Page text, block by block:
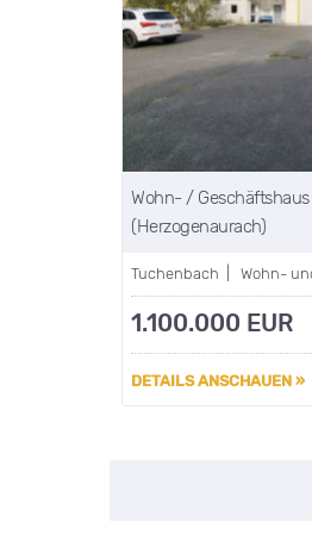
Wohn- /
(Herzogenaurach)
Tuchenbach | Wohn-
1.100.000 EUR
DETAILS ANSCHAUEN »